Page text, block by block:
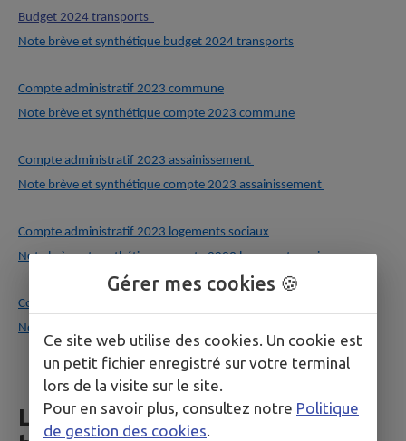
Budget 2024 transports
Note brève et synthétique budget 2024 transports
Compte administratif 2023 commune
Note brève et synthétique compte 2023 commune
Compte administratif 2023 assainissement
Note brève et synthétique compte 2023 assainissement
Compte administratif 2023 logements sociaux
Note brève et synthétique compte 2023 logements sociaux
Compte administratif 2023 transports
Note brève et synthétique compte 2023 transports
Le rapport d'orientation
Gérer mes cookies 🍪
Ce site web utilise des cookies. Un cookie est
un petit fichier enregistré sur votre terminal
lors de la visite sur le site.
Pour en savoir plus, consultez notre Politique
de gestion des cookies.